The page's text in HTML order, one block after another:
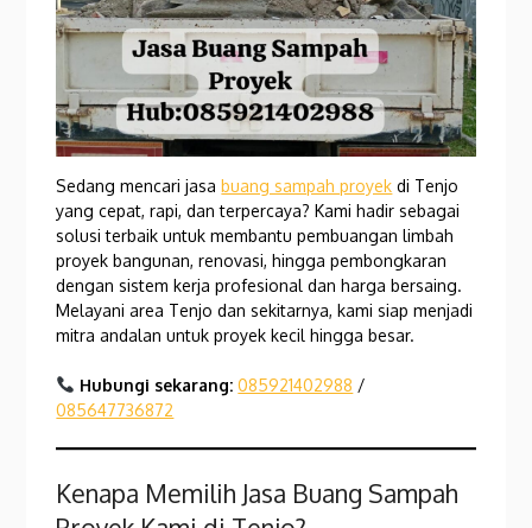
Sedang mencari jasabuang sampah proyek di Tenjo
yang cepat, rapi, dan terpercaya? Kami hadir sebagai
solusi terbaik untuk membantu pembuangan limbah
proyek bangunan, renovasi, hingga pembongkaran
dengan sistem kerja profesional dan harga bersaing.
Melayani area Tenjo dan sekitarnya, kami siap menjadi
mitra andalan untuk proyek kecil hingga besar.
Hubungi sekarang: 085921402988 /
085647736872
Kenapa Memilih Jasa Buang Sampah